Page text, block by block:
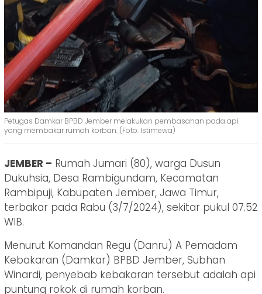
Petugas Damkar BPBD Jember melakukan pembasahan pada api
yang membakar rumah korban. (Foto: Istimewa)
JEMBER – Rumah Jumari (80), warga Dusun
Dukuhsia, Desa Rambigundam, Kecamatan
Rambipuji, Kabupaten Jember, Jawa Timur,
terbakar pada Rabu (3/7/2024), sekitar pukul 07.52
WIB.
Menurut Komandan Regu (Danru) A Pemadam
Kebakaran (Damkar) BPBD Jember, Subhan
Winardi, penyebab kebakaran tersebut adalah api
puntung rokok di rumah korban.